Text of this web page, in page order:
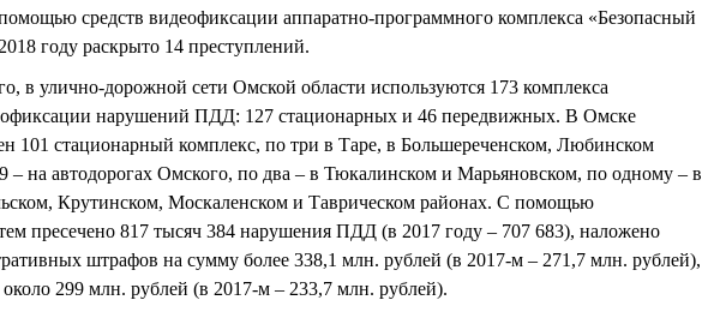
средств видеофиксации аппаратно-программного комплекса «Безопасный
году раскрыто 14 преступлений.
в улично-дорожной сети Омской области используются 173 комплекса
нарушений ПДД: 127 стационарных и 46 передвижных. В Омске
101 стационарный комплекс, по три в Таре, в Большереченском, Любинском
– на автодорогах Омского, по два – в Тюкалинском и Марьяновском, по одному – в
Крутинском, Москаленском и Таврическом районах. С помощью
пресечено 817 тысяч 384 нарушения ПДД (в 2017 году – 707 683), наложено
штрафов на сумму более 338,1 млн. рублей (в 2017-м – 271,7 млн. рублей),
299 млн. рублей (в 2017-м – 233,7 млн. рублей).